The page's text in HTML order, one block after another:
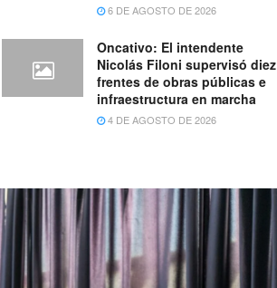
6 DE AGOSTO DE 2026
Oncativo: El intendente
Nicolás Filoni supervisó diez
frentes de obras públicas e
infraestructura en marcha
4 DE AGOSTO DE 2026